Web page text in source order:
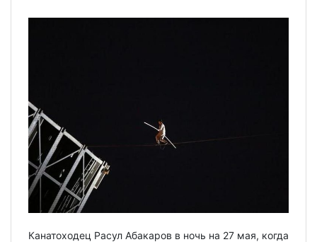
Канатоходец Расул Абакаров в ночь на 27 мая, когда